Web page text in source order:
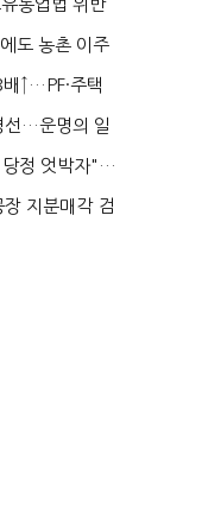
통업법 위반
도 농촌 이주
↑…PF·주택
선…운명의 일
당정 엇박자"…
지분매각 검